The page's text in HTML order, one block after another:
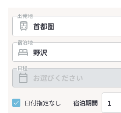
出発地
宿泊地
日程
日付指定なし 宿泊期間